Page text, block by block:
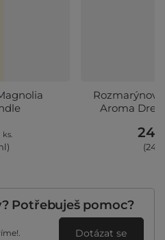
ks.
Aroma
Potřebuješ pomoc?
Dotázat se